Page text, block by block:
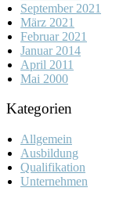
September 2021
März 2021
Februar 2021
Januar 2014
April 2011
Mai 2000
Kategorien
Allgemein
Ausbildung
Qualifikation
Unternehmen